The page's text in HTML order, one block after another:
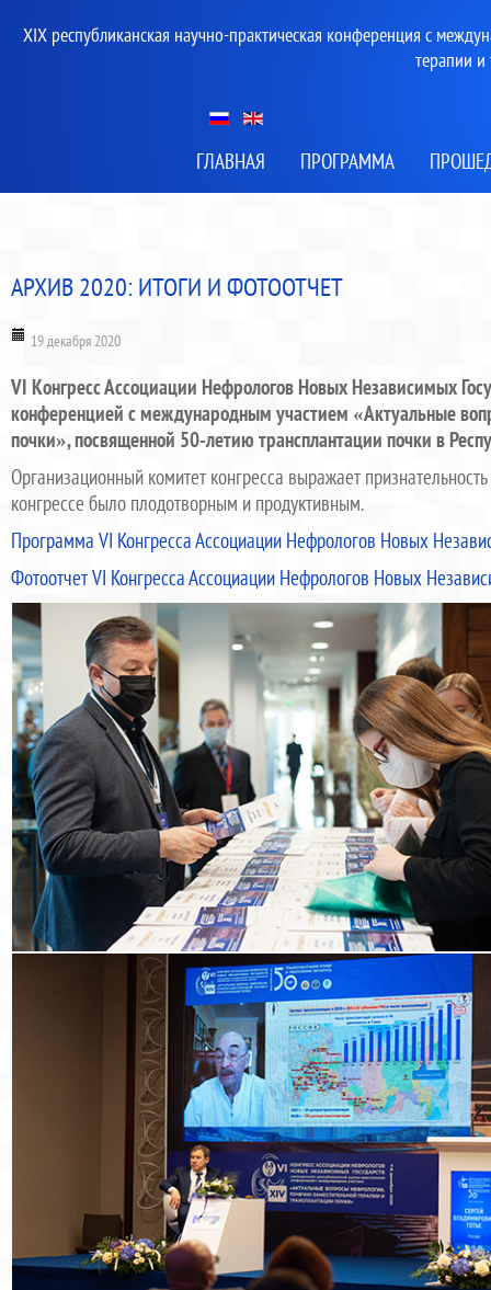
XIX республиканская научно-практическая конференция с
терапии
ГЛАВНАЯ ПРОГРАММА
АРХИВ 2020: ИТОГИ И ФОТООТЧЕТ
19 декабря 2020
VI Конгресс Ассоциации Нефрологов Новых Независимых
конференцией с международным участием «Актуальные
почки», посвященной 50-летию трансплантации почки в
Организационный комитет конгресса выражает
конгрессе было плодотворным и продуктивным.
Программа VI Конгресса Ассоциации Нефрологов Новых
Фотоотчет VI Конгресса Ассоциации Нефрологов Новых